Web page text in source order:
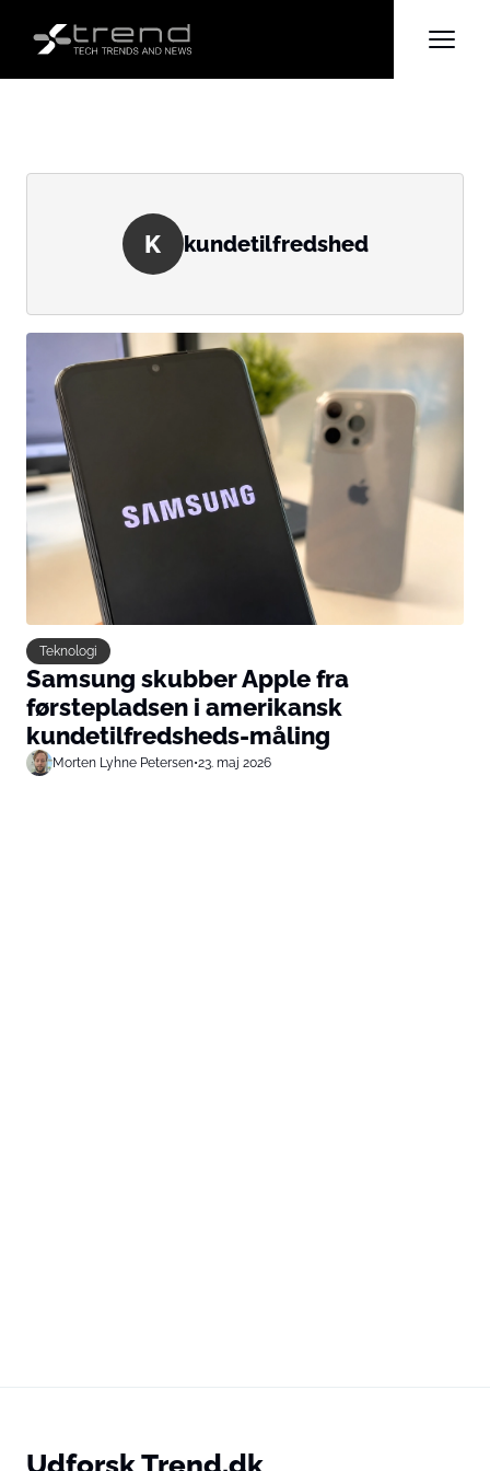
K kundetilfredshed
Teknologi
Samsung skubber Apple fra
førstepladsen i amerikansk
kundetilfredsheds-måling
Morten Lyhne Petersen•23. maj 2026
Udforsk Trend.dk